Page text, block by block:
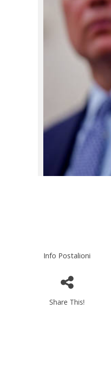
Info Postalioni
Share This!